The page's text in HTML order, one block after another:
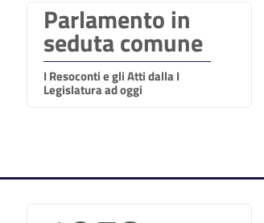
Parlamento in
seduta comune
I Resoconti e gli Atti dalla I
Legislatura ad oggi